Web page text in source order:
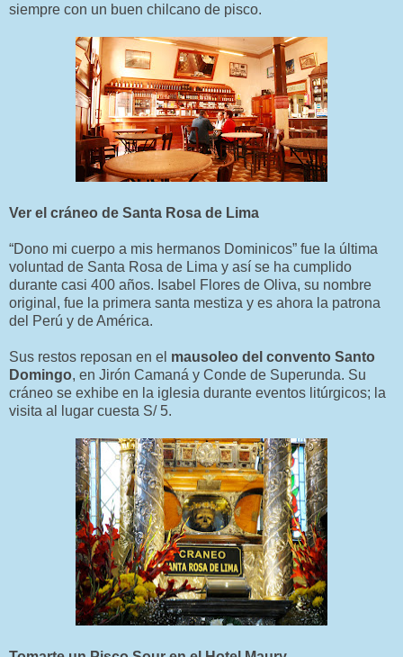
siempre con un buen chilcano de pisco.
Ver el cráneo de Santa Rosa de Lima
“Dono mi cuerpo a mis hermanos Dominicos” fue la última
voluntad de Santa Rosa de Lima y así se ha cumplido
durante casi 400 años. Isabel Flores de Oliva, su nombre
original, fue la primera santa mestiza y es ahora la patrona
del Perú y de América.
Sus restos reposan en el mausoleo del convento Santo
Domingo, en Jirón Camaná y Conde de Superunda. Su
cráneo se exhibe en la iglesia durante eventos litúrgicos; la
visita al lugar cuesta S/ 5.